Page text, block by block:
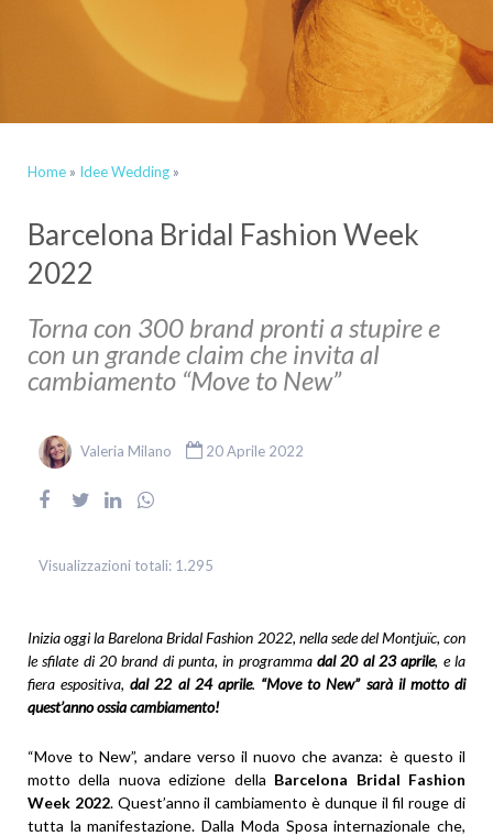
Home » Idee Wedding »
Barcelona Bridal Fashion Week
2022
Torna con 300 brand pronti a stupire e
con un grande claim che invita al
cambiamento “Move to New”
Valeria Milano 20 Aprile 2022
Visualizzazioni totali: 1.295
Inizia oggi la Barelona Bridal Fashion 2022, nella sede del Montjuïc, con
le sfilate di 20 brand di punta, in programma dal 20 al 23 aprile, e la
fiera espositiva,dal 22 al 24 aprile. “Move to New” sarà il motto di
quest’anno ossia cambiamento!
“Move to New”, andare verso il nuovo che avanza: è questo il
motto della nuova edizione della Barcelona Bridal Fashion
Week 2022. Quest’anno il cambiamento è dunque il fil rouge di
tutta la manifestazione. Dalla Moda Sposa internazionale che,